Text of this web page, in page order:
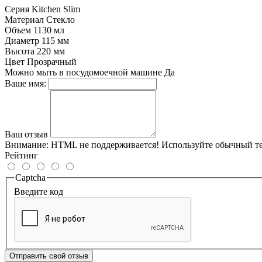
Серия Kitchen Slim
Материал Стекло
Объем 1130 мл
Диаметр 115 мм
Высота 220 мм
Цвет Прозрачный
Можно мыть в посудомоечной машине Да
Ваше имя:
Ваш отзыв
Внимание: HTML не поддерживается! Используйте обычный
Рейтинг
Captcha
Введите код
Отправить свой отзыв